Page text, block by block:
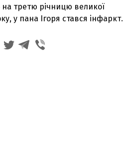
третю річницю великої
у пана Ігоря стався інфаркт.